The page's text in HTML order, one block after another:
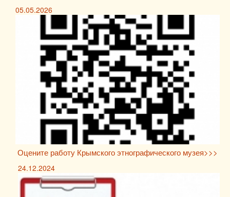
05.05.2026
Оцените работу Крымского этнографического музея>>>
24.12.2024